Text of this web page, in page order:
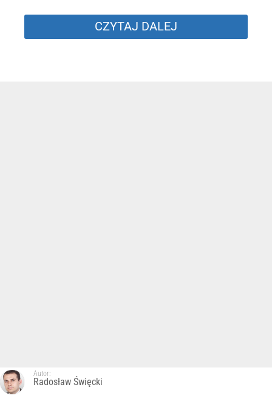
CZYTAJ DALEJ
Autor:
Radosław Święcki